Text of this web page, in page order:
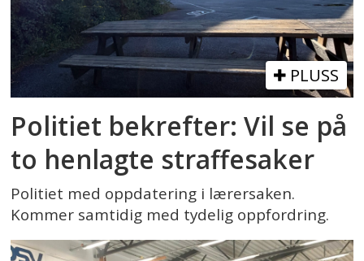
PLUSS
Politiet bekrefter: Vil se på
to henlagte straffesaker
Politiet med oppdatering i lærersaken.
Kommer samtidig med tydelig oppfordring.